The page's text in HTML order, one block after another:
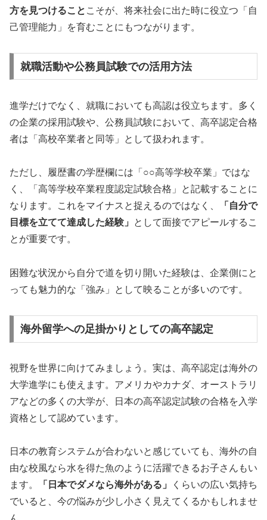
方を見つけること こそが、将来社会に出た時に役立つ「自
己管理能力」を育むことにもつながります。
就職活動や公務員試験での活用方法
進学だけでなく、就職においても高認は役立ちます。多く
の企業の採用試験や、公務員試験において、高卒認定合格
者は「高校卒業者と同等」として扱われます。
ただし、履歴書の学歴欄には「○○高等学校卒業」ではな
く、「高等学校卒業程度認定試験合格」と記載することに
なります。これをマイナスと捉えるのではなく、
「自分で
目標を立てて達成した経験」
として面接でアピールするこ
とが重要です。
困難な状況から自分で道を切り開いた経験は、企業側にと
っても魅力的な「強み」として映ることが多いのです。
海外留学への足掛かりとしての高卒認定
視野を世界に向けてみましょう。実は、高卒認定は海外の
大学進学にも使えます。アメリカやカナダ、オーストラリ
アなどの多くの大学が、日本の高卒認定試験の合格を入学
資格として認めています。
日本の教育システムが合わないと感じていても、海外の自
由な校風なら水を得た魚のように活躍できるお子さんもい
ます。
「日本でダメなら海外がある」
くらいの広い気持ち
でいると、今の悩みが少し小さく見えてくるかもしれませ